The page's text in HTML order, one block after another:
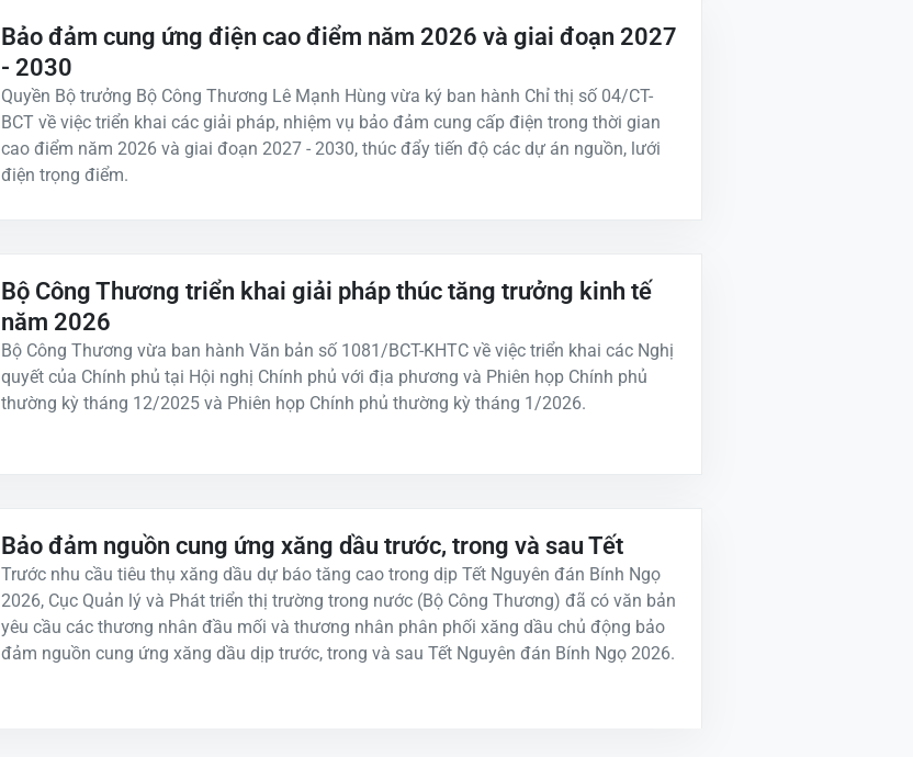
Bảo đảm cung ứng điện cao điểm năm 2026 và giai đoạn 2027
- 2030
Quyền Bộ trưởng Bộ Công Thương Lê Mạnh Hùng vừa ký ban hành Chỉ thị số 04/CT-
BCT về việc triển khai các giải pháp, nhiệm vụ bảo đảm cung cấp điện trong thời gian
cao điểm năm 2026 và giai đoạn 2027 - 2030, thúc đẩy tiến độ các dự án nguồn, lưới
điện trọng điểm.
Bộ Công Thương triển khai giải pháp thúc tăng trưởng kinh tế
năm 2026
Bộ Công Thương vừa ban hành Văn bản số 1081/BCT-KHTC về việc triển khai các Nghị
quyết của Chính phủ tại Hội nghị Chính phủ với địa phương và Phiên họp Chính phủ
thường kỳ tháng 12/2025 và Phiên họp Chính phủ thường kỳ tháng 1/2026.
Bảo đảm nguồn cung ứng xăng dầu trước, trong và sau Tết
Trước nhu cầu tiêu thụ xăng dầu dự báo tăng cao trong dịp Tết Nguyên đán Bính Ngọ
2026, Cục Quản lý và Phát triển thị trường trong nước (Bộ Công Thương) đã có văn bản
yêu cầu các thương nhân đầu mối và thương nhân phân phối xăng dầu chủ động bảo
đảm nguồn cung ứng xăng dầu dịp trước, trong và sau Tết Nguyên đán Bính Ngọ 2026.